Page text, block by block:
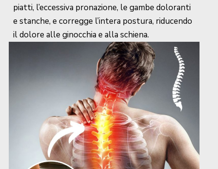
piatti, l’eccessiva pronazione, le gambe doloranti
e stanche, e corregge l’intera postura, riducendo
il dolore alle ginocchia e alla schiena.